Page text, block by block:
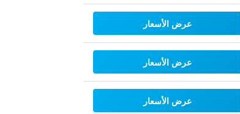
عرض الأسعار
عرض الأسعار
عرض الأسعار